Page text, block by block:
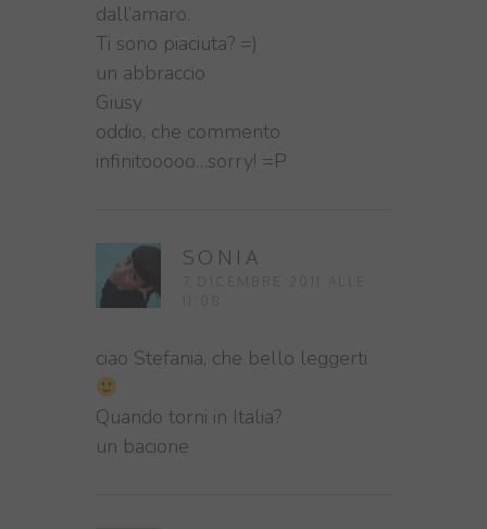
dall’amaro.
Ti sono piaciuta? =)
un abbraccio
Giusy
oddio, che commento
infinitooooo…sorry! =P
SONIA
ciao Stefania, che bello leggerti
Quando torni in Italia?
un bacione